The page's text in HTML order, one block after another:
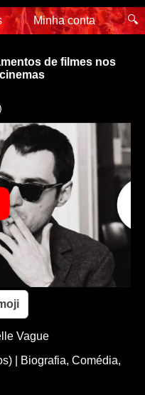
Minha conta 🔍
de filmes nos
Vague
Biografia, Comédia,